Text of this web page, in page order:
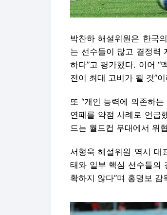
박찬하 해설위원은 한국
는 선수들이 많고 결정력
하다”고 평가했다. 이어 “
전이 최대 고비가 될 것”
또 “개인 능력에 의존하
연패를 약점 사례로 언급
드는 월드컵 무대에서 위
서형욱 해설위원 역시 대
태와 일부 핵심 선수들의
확하지 않다”며 홍명보